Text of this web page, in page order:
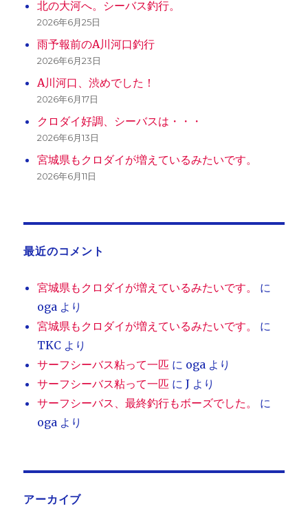
北の大河へ。シーバス釣行。
2026年6月25日
雨予報前のA川河口釣行
2026年6月23日
A川河口、渋めでした！
2026年6月17日
クロダイ好調、シーバスは・・・
2026年6月13日
宮城県もクロダイが増えているみたいです。
2026年6月11日
最近のコメント
宮城県もクロダイが増えているみたいです。
に
oga より
宮城県もクロダイが増えているみたいです。
に
TKC より
サーフシーバス粘って一匹 に oga より
サーフシーバス粘って一匹 にJ より
サーフシーバス、最終釣行もボーズでした。
に
oga より
アーカイブ